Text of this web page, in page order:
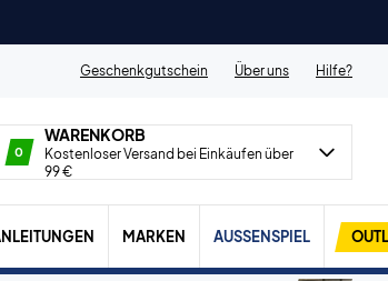
Geschenkgutschein
Über uns Hilfe?
0
WARENKORB
Kostenloser Versand bei Einkäufen über
99 €
MARKEN AUSSENSPIEL